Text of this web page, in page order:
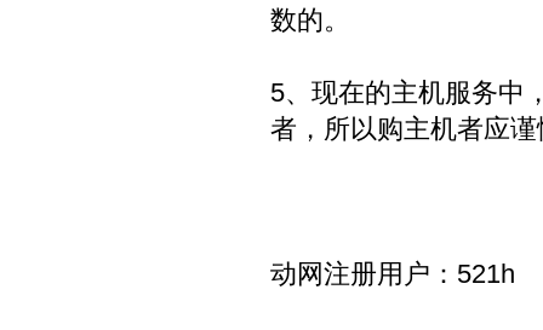
数的。
5、现在的主机服务中
者，所以购主机者应
动网注册用户：521h